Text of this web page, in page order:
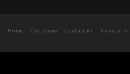
Home Chi siamo Contattaci Torna su